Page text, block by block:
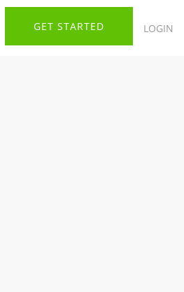
GET STARTED LOGIN